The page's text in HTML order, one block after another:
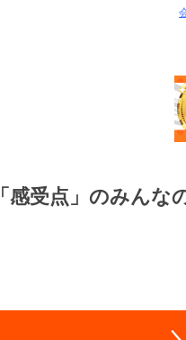
「感受点」のみんな